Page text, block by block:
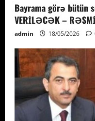
Bayrama görə
VERİLƏCƏK –
admin 18/05/2026